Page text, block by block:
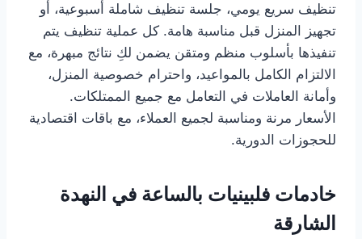
تنظيف سريع يومي، جلسة تنظيف شاملة أسبوعية، أو
تجهيز المنزل قبل مناسبة هامة. كل عملية تنظيف يتم
تنفيذها بأسلوب منظم ومتقن يضمن لكِ نتائج مبهرة، مع
الالتزام الكامل بالمواعيد، واحترام خصوصية المنزل،
وأمانة العاملات في التعامل مع جميع الممتلكات.
الأسعار مرنة ومناسبة لجميع العملاء، مع باقات اقتصادية
للحجوزات الدورية.
خادمات فلبينيات بالساعة في النهدة
الشارقة